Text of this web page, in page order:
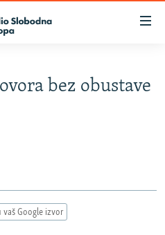
bez obustave
vaš Google izvor